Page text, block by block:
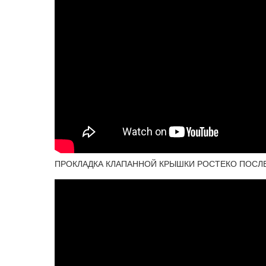
ПРОКЛАДКА КЛАПАННОЙ КРЫШКИ РОСТЕКО